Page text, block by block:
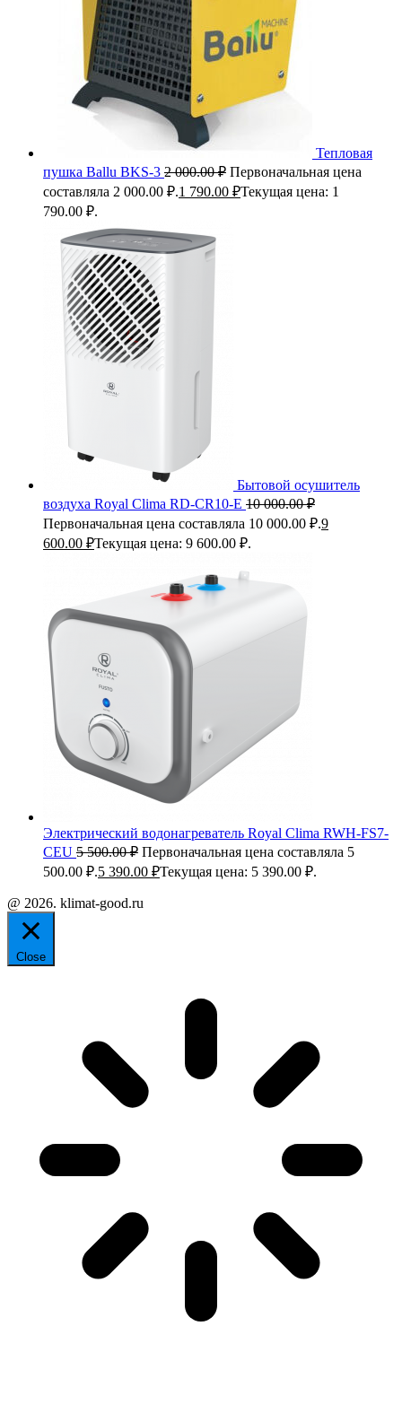
Тепловая
пушка Ballu BKS-3 2 000.00₽ Первоначальная цена
составляла 2 000.00 ₽.1 790.00 ₽Текущая цена: 1
790.00 ₽.
Бытовой осушитель
воздуха Royal Clima RD-CR10-E 10 000.00₽
Первоначальная цена составляла 10 000.00 ₽.9
600.00 ₽Текущая цена: 9 600.00 ₽.
Электрический водонагреватель Royal Clima RWH-FS7-
CEU 5 500.00₽ Первоначальная цена составляла 5
500.00 ₽.5 390.00 ₽Текущая цена: 5 390.00 ₽.
@ 2026. klimat-good.ru
Close